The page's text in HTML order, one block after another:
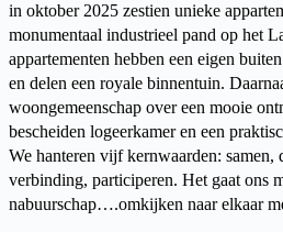
in oktober 2025 zestien unieke
monumentaal industrieel pand op het
appartementen hebben een eigen
en delen een royale binnentuin.
woongemeenschap over een mooie
bescheiden logeerkamer en een
We hanteren vijf kernwaarden: samen,
verbinding, participeren. Het gaat ons
nabuurschap….omkijken naar elkaar